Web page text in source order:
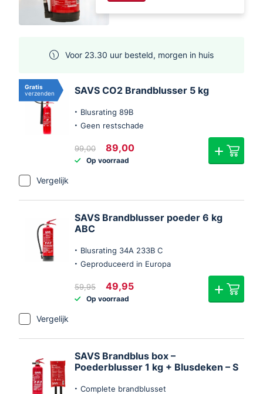
Voor 23.30 uur besteld, morgen in huis
Gratis
verzenden
SAVS CO2 Brandblusser 5 kg
Blusrating 89B
Geen restschade
99,00
Oorspronkelijke
prijs
was:
89,00
Op voorraad
Vergelijk
SAVS Brandblusser poeder 6 kg
ABC
Blusrating 34A 233B C
Geproduceerd in Europa
59,95
Oorspronkelijke
prijs
was:
49,95
Op voorraad
Vergelijk
SAVS Brandblus box –
Poederblusser 1 kg + Blusdeken – S
Complete brandblusset